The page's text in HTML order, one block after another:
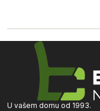
U vašem domu od 1993.